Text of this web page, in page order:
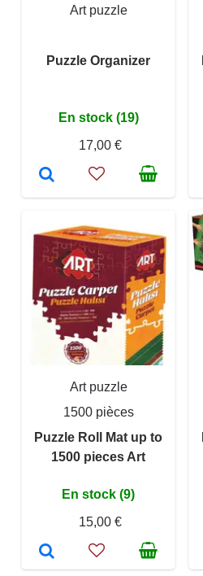
Art puzzle
Puzzle Organizer
En stock (19)
17,00 €
Art puzzle
1500 pièces
Puzzle Roll Mat up to
1500 pieces Art
En stock (9)
15,00 €